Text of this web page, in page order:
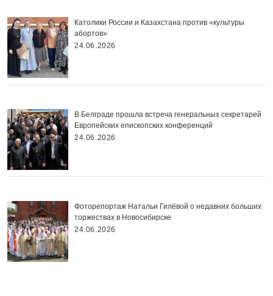
Католики России и Казахстана против «культуры
абортов»
24.06.2026
В Белграде прошла встреча генеральных секретарей
Европейских епископских конференций
24.06.2026
Фоторепортаж Натальи Гилёвой о недавних больших
торжествах в Новосибирске
24.06.2026